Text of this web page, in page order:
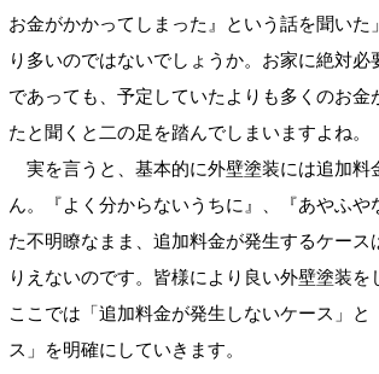
お金がかかってしまった』という話を聞いた
り多いのではないでしょうか。お家に絶対必
であっても、予定していたよりも多くのお金
たと聞くと二の足を踏んでしまいますよね。
実を言うと、基本的に外壁塗装には追加料
ん。『よく分からないうちに』、『あやふや
た不明瞭なまま、追加料金が発生するケース
りえないのです。皆様により良い外壁塗装を
ここでは「追加料金が発生しないケース」と
ス」を明確にしていきます。